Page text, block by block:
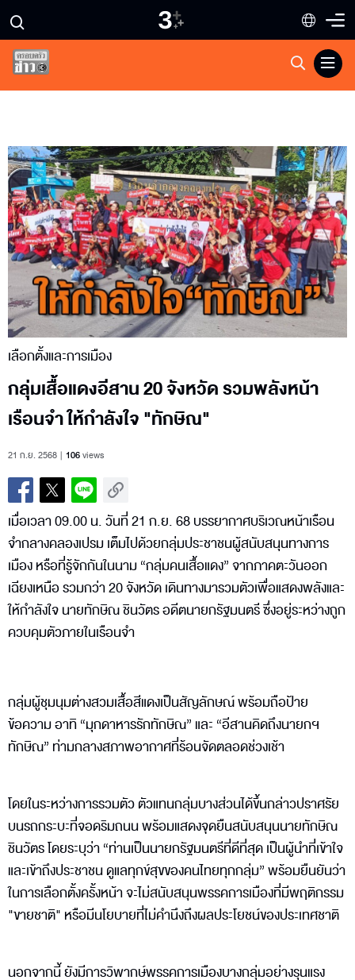
เลือกตั้งและการเมือง
กลุ่มเสื้อแดงอีสาน 20 จังหวัด รวมพลังหน้า
เรือนจำ ให้กำลังใจ "ทักษิณ"
21 ก.ย. 2568 106views
เมื่อเวลา 09.00 น. วันที่ 21 ก.ย. 68 บรรยากาศบริเวณหน้าเรือน
จำกลางคลองเปรม เต็มไปด้วยกลุ่มประชาชนผู้สนับสนุนทางการ
เมือง หรือที่รู้จักกันในนาม “กลุ่มคนเสื้อแดง” จากภาคตะวันออก
เฉียงเหนือ รวมกว่า 20 จังหวัด เดินทางมารวมตัวเพื่อแสดงพลังและ
ให้กำลังใจ นายทักษิณ ชินวัตร อดีตนายกรัฐมนตรี ซึ่งอยู่ระหว่างถูก
ควบคุมตัวภายในเรือนจำ
กลุ่มผู้ชุมนุมต่างสวมเสื้อสีแดงเป็นสัญลักษณ์ พร้อมถือป้าย
ข้อความ อาทิ “มุกดาหารรักทักษิณ” และ “อีสานคิดถึงนายกฯ
ทักษิณ” ท่ามกลางสภาพอากาศที่ร้อนจัดตลอดช่วงเช้า
โดยในระหว่างการรวมตัว ตัวแทนกลุ่มบางส่วนได้ขึ้นกล่าวปราศรัย
บนรถกระบะที่จอดริมถนน พร้อมแสดงจุดยืนสนับสนุนนายทักษิณ
ชินวัตร โดยระบุว่า “ท่านเป็นนายกรัฐมนตรีที่ดีที่สุด เป็นผู้นำที่เข้าใจ
และเข้าถึงประชาชน ดูแลทุกข์สุขของคนไทยทุกกลุ่ม” พร้อมยืนยันว่า
ในการเลือกตั้งครั้งหน้า จะไม่สนับสนุนพรรคการเมืองที่มีพฤติกรรม
"ขายชาติ" หรือมีนโยบายที่ไม่คำนึงถึงผลประโยชน์ของประเทศชาติ
นอกจากนี้ ยังมีการวิพากษ์พรรคการเมืองบางกลุ่มอย่างรุนแรง